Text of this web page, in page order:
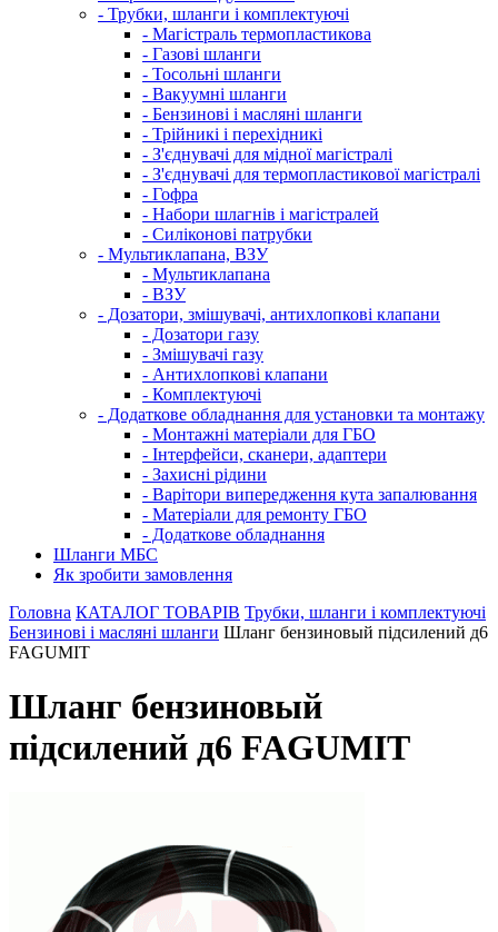
- Трубки, шланги і комплектуючі
- Магістраль термопластикова
- Газові шланги
- Тосольні шланги
- Вакуумні шланги
- Бензинові і масляні шланги
- Трійникі і перехідникі
- З'єднувачі для мідної магістралі
- З'єднувачі для термопластикової магістралі
- Гофра
- Набори шлагнів і магістралей
- Силіконові патрубки
- Мультиклапана, ВЗУ
- Мультиклапана
- ВЗУ
- Дозатори, змішувачі, антихлопкові клапани
- Дозатори газу
- Змішувачі газу
- Антихлопкові клапани
- Комплектуючі
- Додаткове обладнання для установки та монтажу
- Монтажні матеріали для ГБО
- Інтерфейси, сканери, адаптери
- Захисні рідини
- Варітори випередження кута запалювання
- Матеріали для ремонту ГБО
- Додаткове обладнання
Шланги МБС
Як зробити замовлення
Головна КАТАЛОГ ТОВАРІВ Трубки, шланги і комплектуючі
Бензинові і масляні шланги Шланг бензиновый підсилений д6
FAGUMIT
Шланг бензиновый
підсилений д6 FAGUMIT